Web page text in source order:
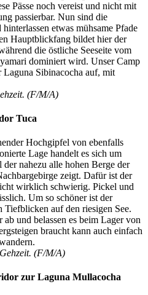
Pässe noch vereist und nicht mit
passierbar. Nun sind die
etwas mühsame Pfade
Hauptblickfang bildet hier der
die östliche Seeseite vom
dominiert wird. Unser Camp
Laguna Sibinacocha auf, mit
(F/M/A)
Tuca
Hochgipfel von ebenfalls
Lage handelt es sich um
nahezu alle hohen Berge der
zeigt. Dafür ist der
wirklich schwierig. Pickel und
Um so schöner ist der
Tiefblicken auf den riesigen See.
und belassen es beim Lager von
braucht kann auch einfach
(F/M/A)
zur Laguna Mullacocha